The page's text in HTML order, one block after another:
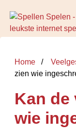
Home
zien wie
Kan de
wie